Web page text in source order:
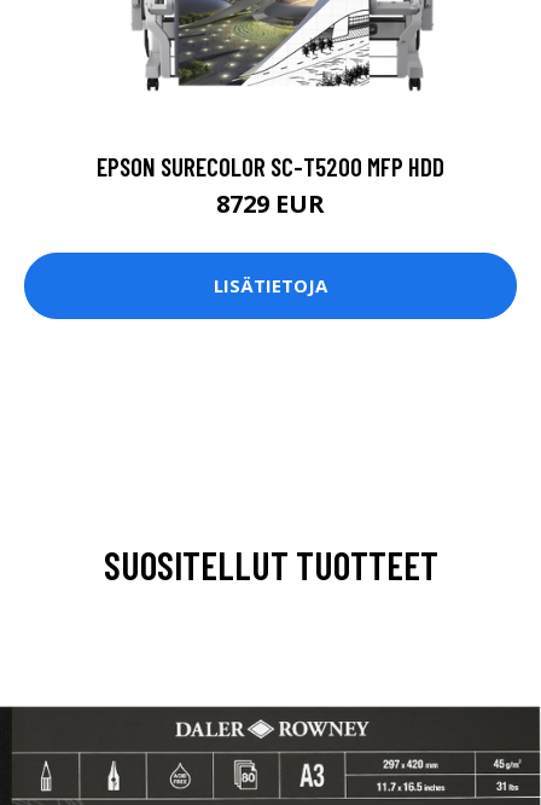
EPSON SURECOLOR SC-T5200 MFP HDD
8729 EUR
LISÄTIETOJA
SUOSITELLUT TUOTTEET